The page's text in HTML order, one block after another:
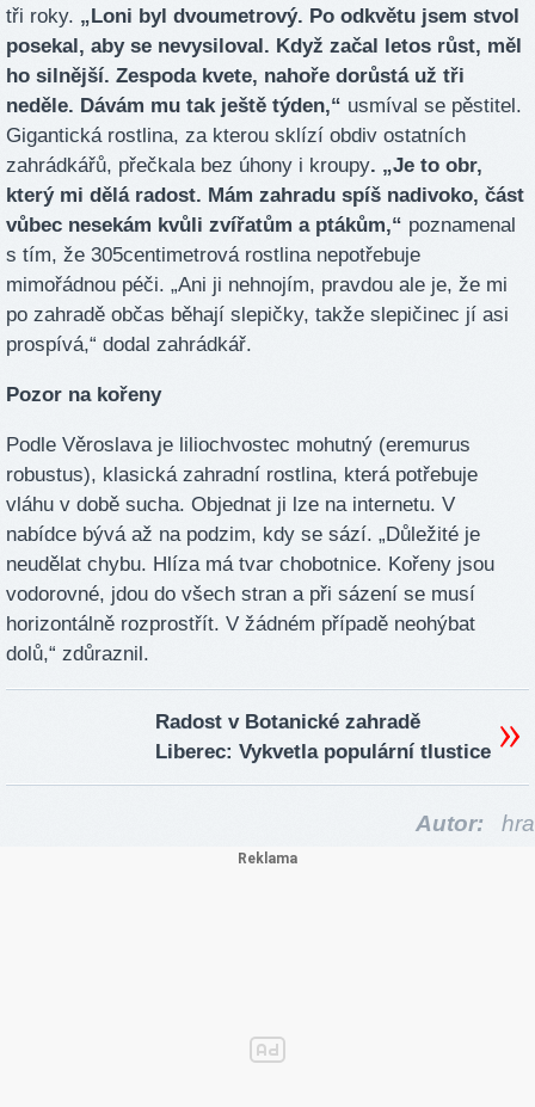
tři roky. „Loni byl dvoumetrový. Po odkvětu jsem stvol
posekal, aby se nevysiloval. Když začal letos růst, měl
ho silnější. Zespoda kvete, nahoře dorůstá už tři
neděle. Dávám mu tak ještě týden,“ usmíval se pěstitel.
Gigantická rostlina, za kterou sklízí obdiv ostatních
zahrádkářů, přečkala bez úhony i kroupy. „Je to obr,
který mi dělá radost. Mám zahradu spíš nadivoko, část
vůbec nesekám kvůli zvířatům a ptákům,“ poznamenal
s tím, že 305centimetrová rostlina nepotřebuje
mimořádnou péči. „Ani ji nehnojím, pravdou ale je, že mi
po zahradě občas běhají slepičky, takže slepičinec jí asi
prospívá,“ dodal zahrádkář.
Pozor na kořeny
Podle Věroslava je liliochvostec mohutný (eremurus
robustus), klasická zahradní rostlina, která potřebuje
vláhu v době sucha. Objednat ji lze na internetu. V
nabídce bývá až na podzim, kdy se sází. „Důležité je
neudělat chybu. Hlíza má tvar chobotnice. Kořeny jsou
vodorovné, jdou do všech stran a při sázení se musí
horizontálně rozprostřít. V žádném případě neohýbat
dolů,“ zdůraznil.
Radost v Botanické zahradě
Liberec: Vykvetla populární tlustice
Autor: hra